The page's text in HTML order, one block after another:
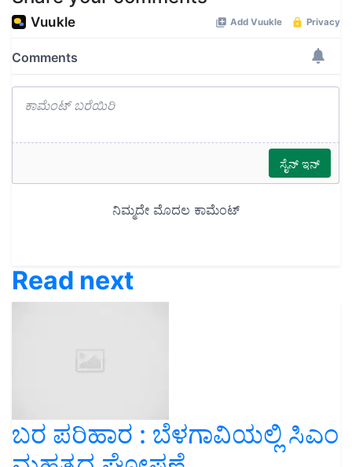
Read next
ಬರ ಪರಿಹಾರ : ಬೆಳಗಾವಿಯಲ್ಲಿ ಸಿಎಂ